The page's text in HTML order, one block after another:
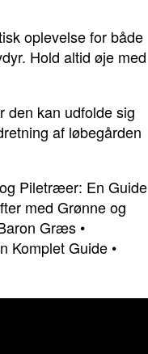
oplevelse for både
Hold altid øje med
den kan udfolde sig
af løbegården
Piletræer: En Guide
med Grønne og
Græs •
Komplet Guide •